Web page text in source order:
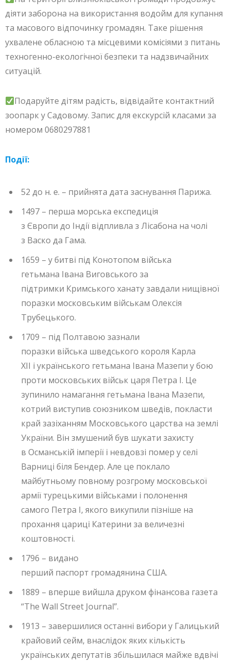
діяти заборона на використання водойм для купання
та масового відпочинку громадян. Таке рішення
ухвалене обласною та місцевими комісіями з питань
техногенно-екологічної безпеки та надзвичайних
ситуацій.
Подаруйте дітям радість, відвідайте контактний
зоопарк у Садовому. Запис для екскурсій класами за
номером 0680297881
Події:
52 до н. е. – прийнята дата заснування Парижа.
1497 – перша морська експедиція
з Європи до Індії відпливла з Лісабона на чолі
з Васко да Гама.
1659 – у битві під Конотопом війська
гетьмана Івана Виговського за
підтримки Кримського ханату завдали нищівної
поразки московським військам Олексія
Трубецького.
1709 – під Полтавою зазнали
поразки війська шведського короля Карла
XII і українського гетьмана Івана Мазепи у бою
проти московських військ царя Петра I. Це
зупинило намагання гетьмана Івана Мазепи,
котрий виступив союзником шведів, покласти
край зазіханням Московського царства на землі
України. Він змушений був шукати захисту
в Османській імперії і невдовзі помер у селі
Варниці біля Бендер. Але це поклало
майбутньому повному розгрому московської
армії турецькими військами і полонення
самого Петра I, якого викупили пізніше на
прохання цариці Катерини за величезні
коштовності.
1796 – видано
перший паспорт громадянина США.
1889 – вперше вийшла друком фінансова газета
“The Wall Street Journal”.
1913 – завершилися останні вибори у Галицький
крайовий сейм, внаслідок яких кількість
українських депутатів збільшилася майже вдвічі